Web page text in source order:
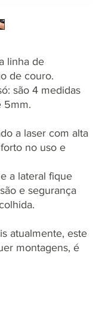
linha de
de couro.
são 4 medidas
5mm.
a laser com alta
no uso e
a lateral fique
e segurança
atualmente, este
montagens, é